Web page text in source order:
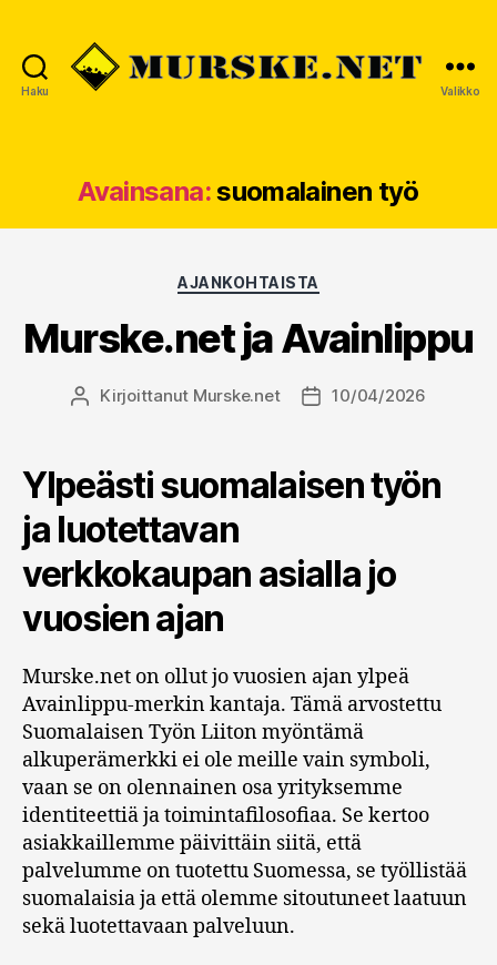
Haku Valikko
Avainsana:suomalainen työ
Kategoriat
AJANKOHTAISTA
Murske.net ja Avainlippu
Kirjoittaja
Kirjoittanut Murske.net Julkaisupäivämäärä
10/04/2026
Ylpeästi suomalaisen työn
ja luotettavan
verkkokaupan asialla jo
vuosien ajan
Murske.net on ollut jo vuosien ajan ylpeä
Avainlippu-merkin kantaja. Tämä arvostettu
Suomalaisen Työn Liiton myöntämä
alkuperämerkki ei ole meille vain symboli,
vaan se on olennainen osa yrityksemme
identiteettiä ja toimintafilosofiaa. Se kertoo
asiakkaillemme päivittäin siitä, että
palvelumme on tuotettu Suomessa, se työllistää
suomalaisia ja että olemme sitoutuneet laatuun
sekä luotettavaan palveluun.